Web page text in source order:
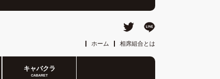
ホーム 相席組合とは
キャバクラ
CABARET